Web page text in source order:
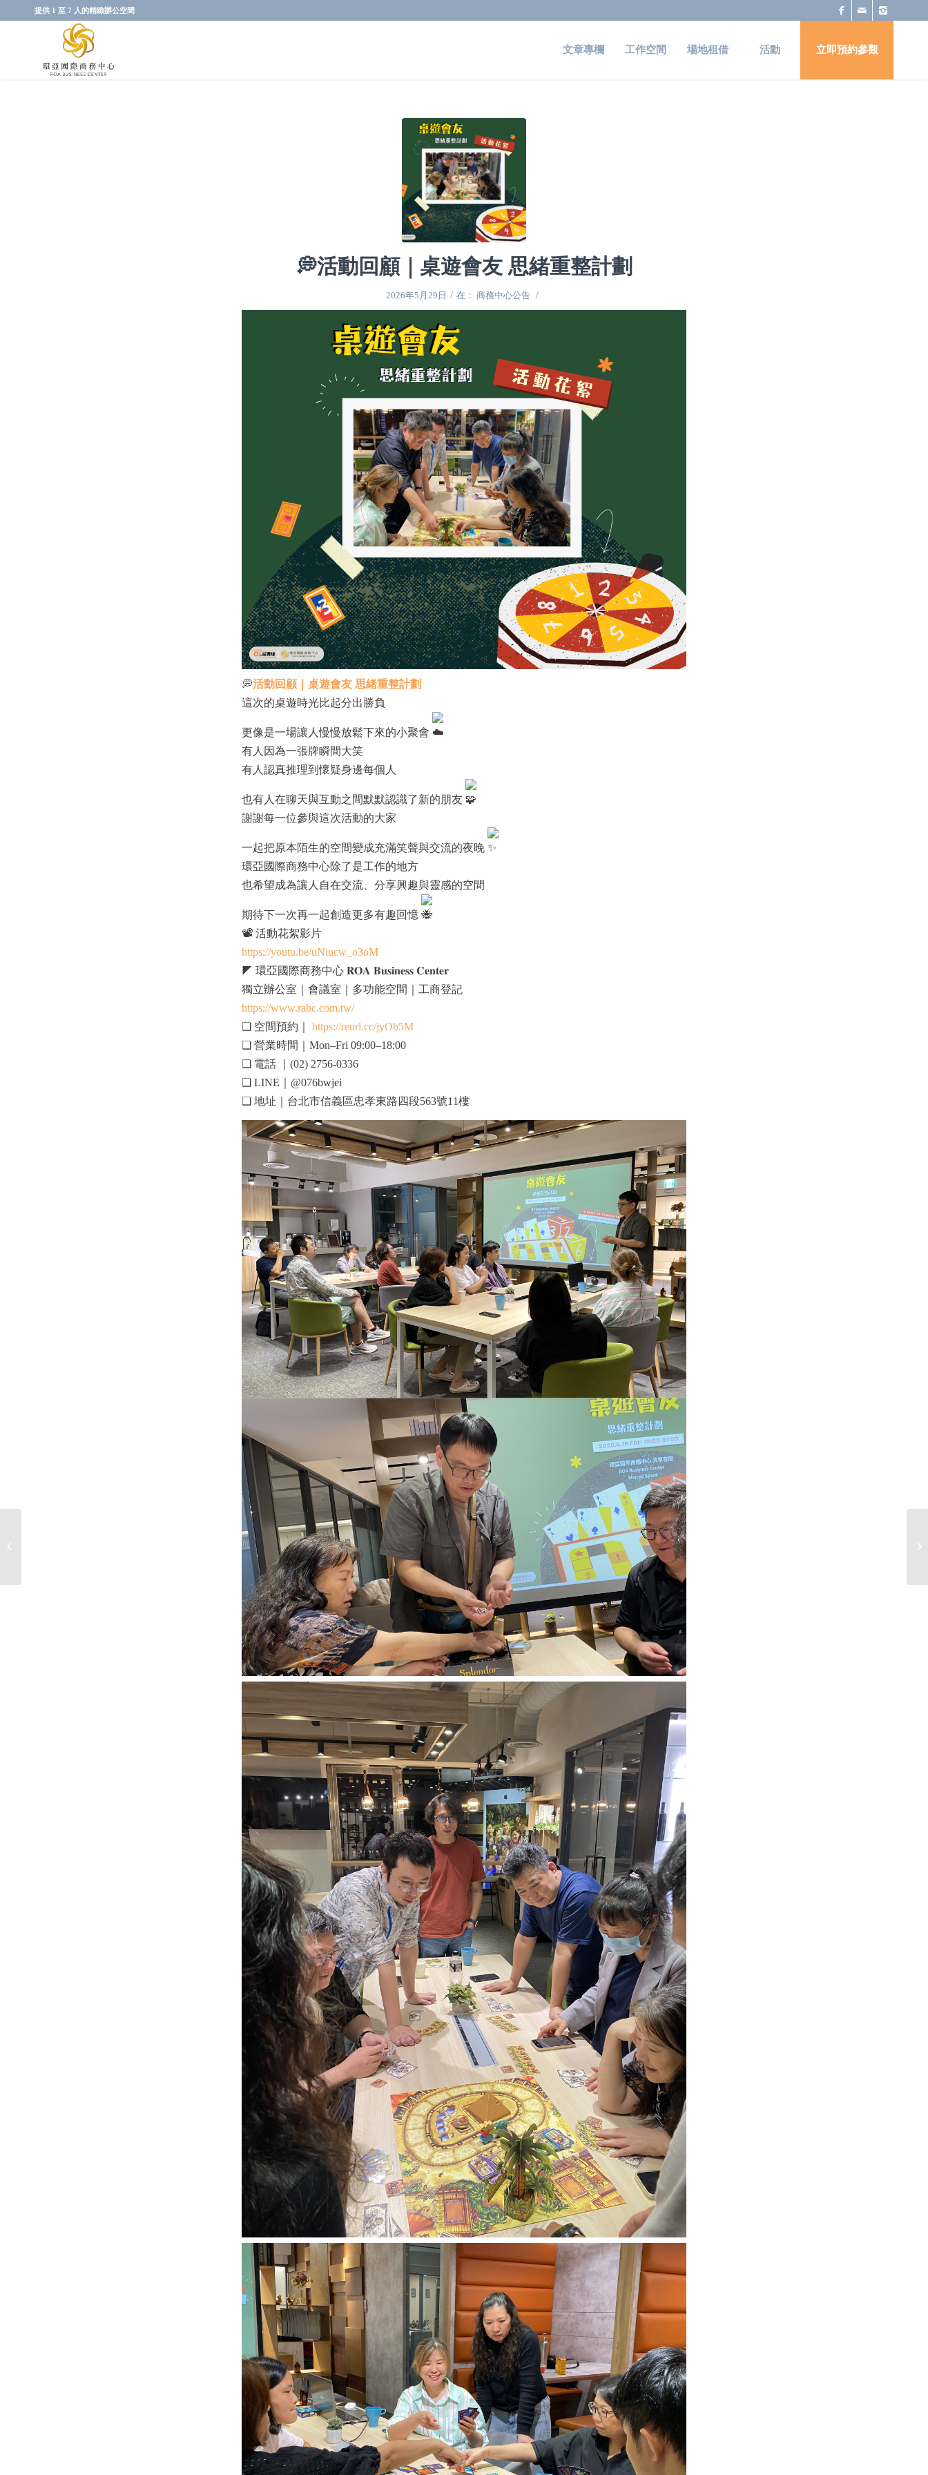
提供 1 至 7 人的精緻辦公空間
文章專欄 工作空間 場地租借 活動 立即預約參觀
💭活動回顧｜桌遊會友 思緒重整計劃
2026年5月29日 / 在： 商務中心公告 /
💭活動回顧｜桌遊會友 思緒重整計劃
這次的桌遊時光比起分出勝負
更像是一場讓人慢慢放鬆下來的小聚會
有人因為一張牌瞬間大笑
有人認真推理到懷疑身邊每個人
也有人在聊天與互動之間 默默認識了新的朋友
謝謝每一位參與這次活動的大家
一起把原本陌生的空間 變成充滿笑聲與交流的夜晚
環亞國際商務中心除了是工作的地方
也希望成為讓人自在交流、分享興趣與靈感的空間
期待下一次再一起創造更多有趣回憶
📽 活動花絮影片
https://youtu.be/uNiucw_o3oM
◤ 環亞國際商務中心 𝐑𝐎𝐀 𝐁𝐮𝐬𝐢𝐧𝐞𝐬𝐬 𝐂𝐞𝐧𝐭𝐞𝐫
獨立辦公室｜會議室｜多功能空間｜工商登記
https://www.rabc.com.tw/
❏ 空間預約｜ https://reurl.cc/jyOb5M
❏ 營業時間｜Mon–Fri 09:00–18:00
❏ 電話 ｜(02) 2756-0336
❏ LINE｜@076bwjei
❏ 地址｜台北市信義區忠孝東路四段563號11樓